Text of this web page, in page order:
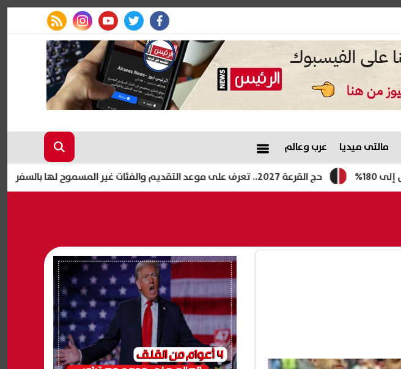
facebook
twitter
youtube
instagram
rss feed
مالتى ميديا عرب وعالم
طرابزون حج القرعة 2027.. تعرف على موعد التقديم والفئات غير المسموح لها بالسفر